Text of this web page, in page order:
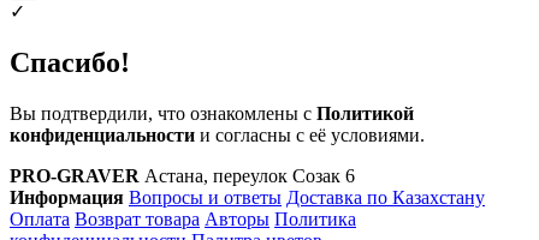
✓
Спасибо!
Вы подтвердили, что ознакомлены с Политикой
конфиденциальности и согласны с её условиями.
PRO-GRAVER Астана, переулок Созак 6
Информация Вопросы и ответы Доставка по Казахстану
Оплата Возврат товара Авторы Политика